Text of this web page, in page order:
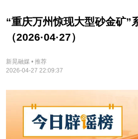
“重庆万州惊现大型砂金矿”
（2026·04·27）
新晃融媒 • 推荐
2026-04-27 22:09:37